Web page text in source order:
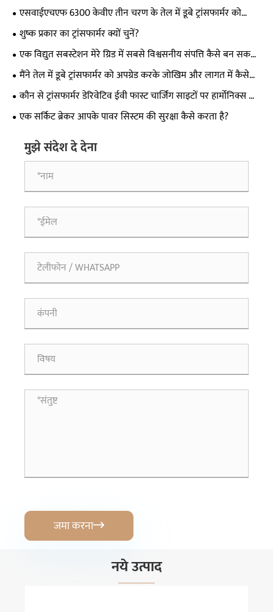
एसवाईएचएफ 6300 केवीए तीन चरण के तेल में डूबे ट्रांसफार्मर को
अज़रबैजान में व्यापक प्रशंसा मिली, स्थानीय टेलीविजन पर प्रदर्शित किया
गया
शुष्क प्रकार का ट्रांसफार्मर क्यों चुनें?
एक विद्युत सबस्टेशन मेरे ग्रिड में सबसे विश्वसनीय संपत्ति कैसे बन सकता
है?मैंने तेल में डूबे ट्रांसफार्मर को अपग्रेड करके जोखिम और लागत में कैसे
कटौती की?
कौन से ट्रांसफार्मर डेरिवेटिव ईवी फास्ट चार्जिंग साइटों पर हार्मोनिक्स को
हल करते हैं?
एक सर्किट ब्रेकर आपके पावर सिस्टम की सुरक्षा कैसे करता है?
मुझे संदेश दे देना
जमा करना
नये उत्पाद